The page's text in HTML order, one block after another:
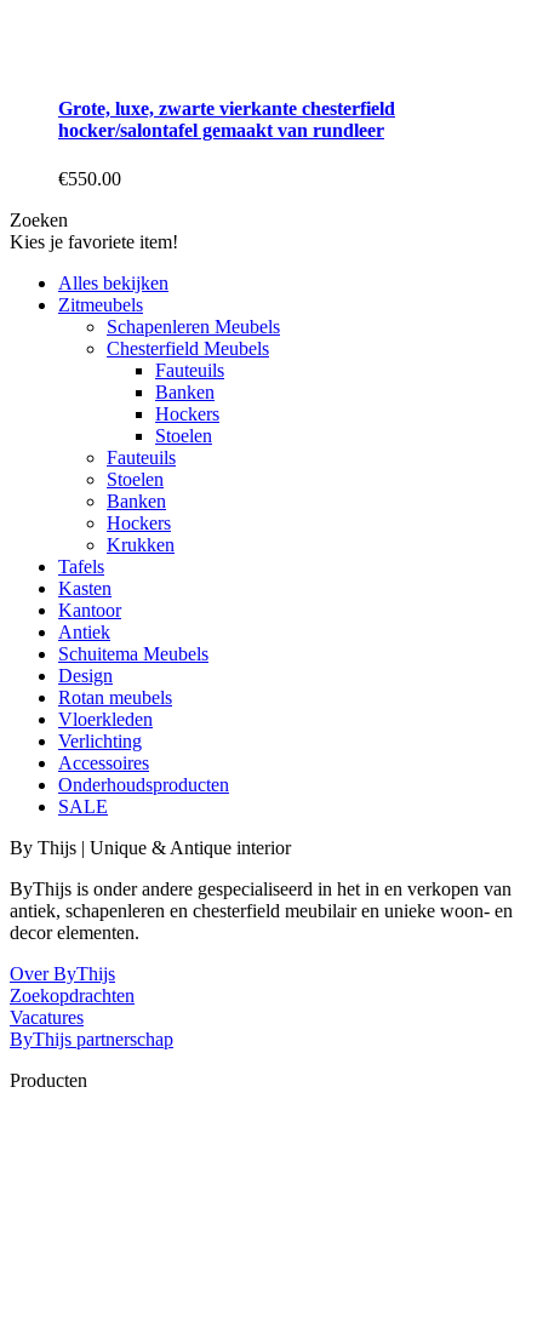
Grote, luxe, zwarte vierkante chesterfield
hocker/salontafel gemaakt van rundleer
€550.00
Zoeken
Kies je favoriete item!
Alles bekijken
Zitmeubels
Schapenleren Meubels
Chesterfield Meubels
Fauteuils
Banken
Hockers
Stoelen
Fauteuils
Stoelen
Banken
Hockers
Krukken
Tafels
Kasten
Kantoor
Antiek
Schuitema Meubels
Design
Rotan meubels
Vloerkleden
Verlichting
Accessoires
Onderhoudsproducten
SALE
By Thijs | Unique & Antique interior
ByThijs is onder andere gespecialiseerd in het in en verkopen van
antiek, schapenleren en chesterfield meubilair en unieke woon- en
decor elementen.
Over ByThijs
Zoekopdrachten
Vacatures
ByThijs partnerschap
Producten